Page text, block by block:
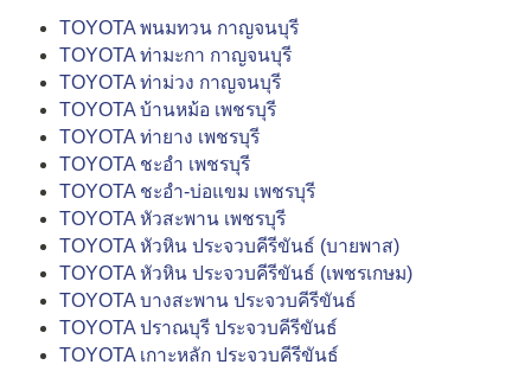
TOYOTA พนมทวน กาญจนบุรี
TOYOTA ท่ามะกา กาญจนบุรี
TOYOTA ท่าม่วง กาญจนบุรี
TOYOTA บ้านหม้อ เพชรบุรี
TOYOTA ท่ายาง เพชรบุรี
TOYOTA ชะอำ เพชรบุรี
TOYOTA ชะอำ-บ่อแขม เพชรบุรี
TOYOTA หัวสะพาน เพชรบุรี
TOYOTA หัวหิน ประจวบคีรีขันธ์ (บายพาส)
TOYOTA หัวหิน ประจวบคีรีขันธ์ (เพชรเกษม)
TOYOTA บางสะพาน ประจวบคีรีขันธ์
TOYOTA ปราณบุรี ประจวบคีรีขันธ์
TOYOTA เกาะหลัก ประจวบคีรีขันธ์